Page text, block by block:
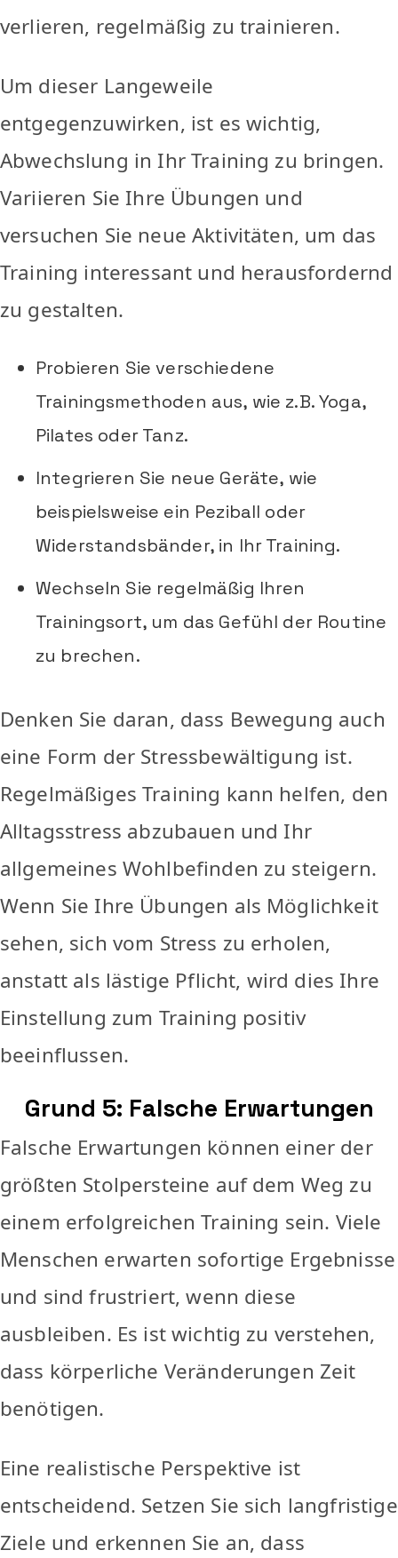
verlieren, regelmäßig zu trainieren.
Um dieser Langeweile
entgegenzuwirken, ist es wichtig,
Abwechslung in Ihr Training zu bringen.
Variieren Sie Ihre Übungen und
versuchen Sie neue Aktivitäten, um das
Training interessant und herausfordernd
zu gestalten.
Probieren Sie verschiedene
Trainingsmethoden aus, wie z.B. Yoga,
Pilates oder Tanz.
Integrieren Sie neue Geräte, wie
beispielsweise ein Peziball oder
Widerstandsbänder, in Ihr Training.
Wechseln Sie regelmäßig Ihren
Trainingsort, um das Gefühl der Routine
zu brechen.
Denken Sie daran, dass Bewegung auch
eine Form der Stressbewältigung ist.
Regelmäßiges Training kann helfen, den
Alltagsstress abzubauen und Ihr
allgemeines Wohlbefinden zu steigern.
Wenn Sie Ihre Übungen als Möglichkeit
sehen, sich vom Stress zu erholen,
anstatt als lästige Pflicht, wird dies Ihre
Einstellung zum Training positiv
beeinflussen.
Grund 5: Falsche Erwartungen
Falsche Erwartungen können einer der
größten Stolpersteine auf dem Weg zu
einem erfolgreichen Training sein. Viele
Menschen erwarten sofortige Ergebnisse
und sind frustriert, wenn diese
ausbleiben. Es ist wichtig zu verstehen,
dass körperliche Veränderungen Zeit
benötigen.
Eine realistische Perspektive ist
entscheidend. Setzen Sie sich langfristige
Ziele und erkennen Sie an, dass